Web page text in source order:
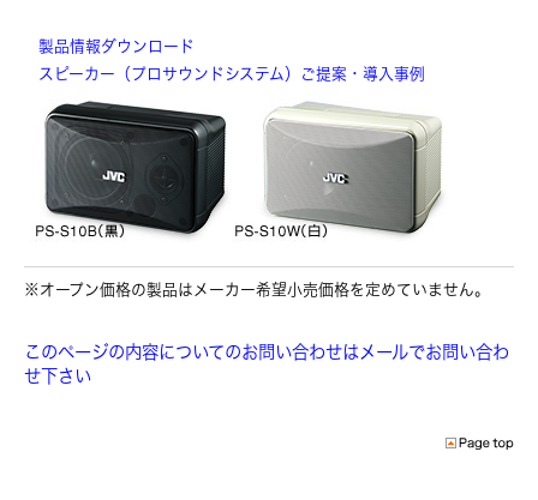
製品情報ダウンロード
スピーカー（プロサウンドシステム）ご提案・導入事例
※オープン価格の製品はメーカー希望小売価格を定めていません。
このページの内容についてのお問い合わせはメールでお問い合わ
せ下さい